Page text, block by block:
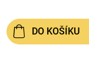
DO KOŠÍKU